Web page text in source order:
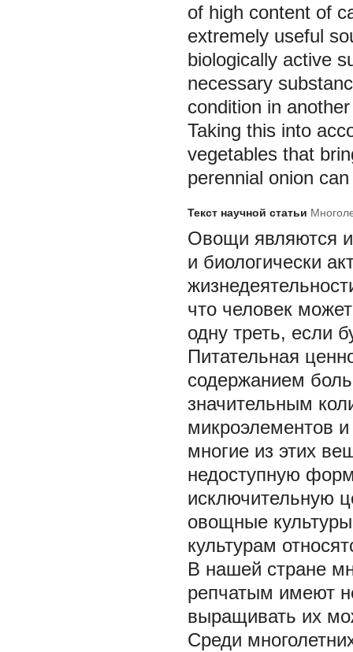
of high content of
extremely useful
biologically active
necessary
condition in
Taking this into
vegetables that
perennial onion
Текст научной статьи
Овощи являются
и биологически
что человек
одну треть, если
Питательная
содержанием
значительным
микроэлементов
многие из этих
недоступную
исключительную
овощные
культурам
В нашей стране
репчатым имеют
выращивать их
Среди